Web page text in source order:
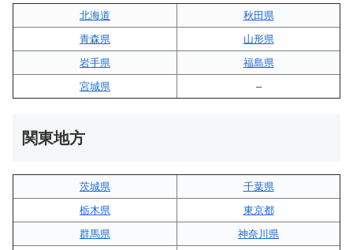
北海道
秋田県
青森県
山形県
岩手県
福島県
宮城県
–
関東地方
茨城県
千葉県
栃木県
東京都
群馬県
神奈川県